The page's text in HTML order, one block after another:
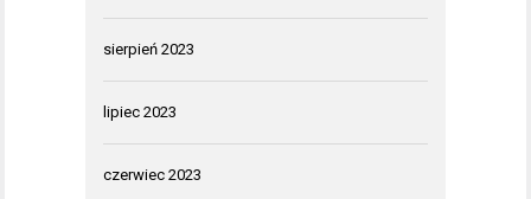
sierpień 2023
lipiec 2023
czerwiec 2023